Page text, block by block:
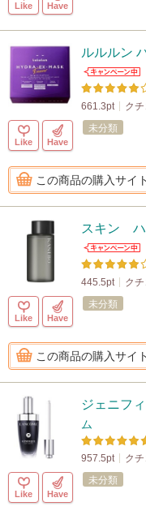
Like Have
ルルルン
661.3pt ク
Like Have
未分類
この商品の購入サイ
スキン ハ
445.5pt ク
Like Have
未分類
この商品の購入サイ
ジェニフ
ム
957.5pt ク
Like Have
未分類